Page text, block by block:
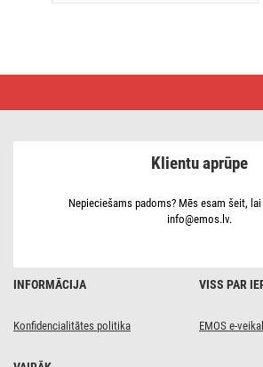
pāra
INFORMĀCIJA
Konfidencialitātes politika
VISS PAR
EMOS e-
Klientu aprūpe
Nepieciešams padoms? Mēs esam šeit,
info@emos.lv.